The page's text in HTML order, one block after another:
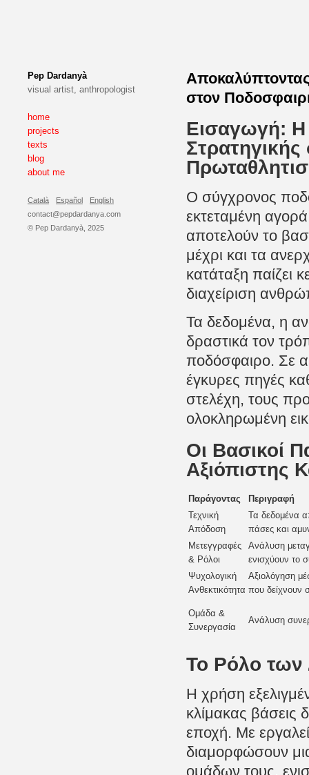
Pep Dardanyà
visual artist, anthropologist
home
projects
texts
blog
about me
Català Español
English
contact@pepdardanya.com
© Pep Dardanyà, 2025
Αποκαλύπτοντας
στον
Εισαγωγή: Η
Ο σύγχρονος
εκτεταμένη
αποτελούν το
μέχρι και τα
κατάταξη παίζει
διαχείριση
Τα δεδομένα, η
δραστικά τον
ποδόσφαιρο. Σε
έγκυρες πηγές
στελέχη, τους
ολοκληρωμένη
Οι Βασικοί
Αξιόπιστης
Παράγοντας
Περιγραφή
Τεχνική
Απόδοση
Τα δεδομένα
πάσες και
Μετεγγραφές
& Ρόλοι
Ανάλυση
ενισχύουν το
Ψυχολογική
Ανθεκτικότητα
Αξιολόγηση
που δείχνουν
Ομάδα &
Συνεργασία
Ανάλυση
Το Ρόλο των
Η χρήση
κλίμακας βάσεις
εποχή. Με
διαμορφώσουν
ομάδων τους,